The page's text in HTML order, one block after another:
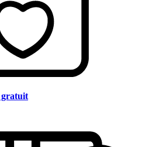
gratuit